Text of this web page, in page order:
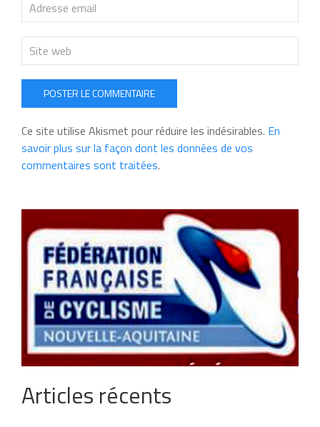
POSTER LE COMMENTAIRE
Ce site utilise Akismet pour réduire les indésirables. En
savoir plus sur la façon dont les données de vos
commentaires sont traitées.
Articles récents